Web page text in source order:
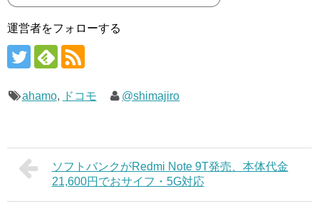
運営者をフォローする
ahamo, ドコモ @shimajiro
ソフトバンクがRedmi Note 9T発売、本体代金
21,600円でおサイフ・5G対応